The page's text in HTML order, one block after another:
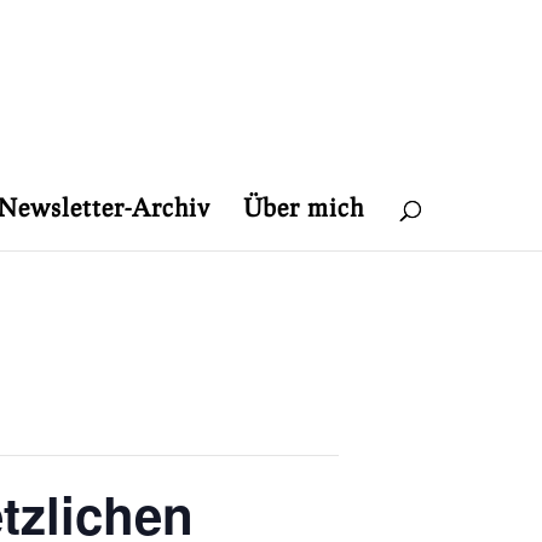
Archiv Über mich